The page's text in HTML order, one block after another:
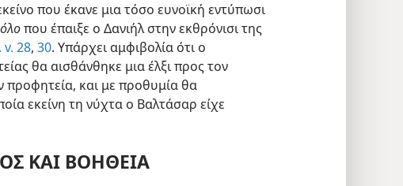
που έκανε μια τόσο ευνοϊκή εντύπωσι
που έπαιξε ο Δανιήλ στην εκθρόνισι της
v. 28, 30. Υπάρχει αμφιβολία ότι ο
θα αισθάνθηκε μια έλξι προς τον
προφητεία, και με προθυμία θα
εκείνη τη νύχτα ο Βαλτάσαρ είχε
ΚΑΙ ΒΟΗΘΕΙΑ